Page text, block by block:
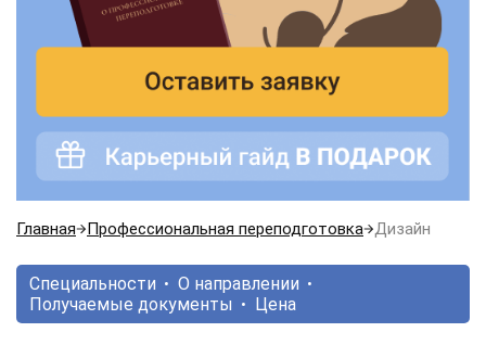
Главная Профессиональная переподготовка Дизайн
Специальности
О направлении
Получаемые документы
Цена